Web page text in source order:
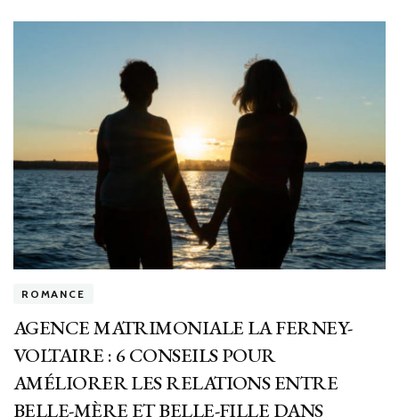
ROMANCE
AGENCE MATRIMONIALE LA FERNEY-
VOLTAIRE : 6 CONSEILS POUR
AMÉLIORER LES RELATIONS ENTRE
BELLE-MÈRE ET BELLE-FILLE DANS